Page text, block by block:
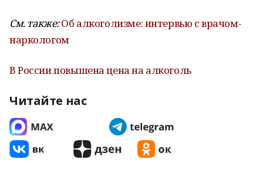
См. также:Об алкоголизме: интервью с врачом-
наркологом
В России повышена цена на алкоголь
Читайте нас